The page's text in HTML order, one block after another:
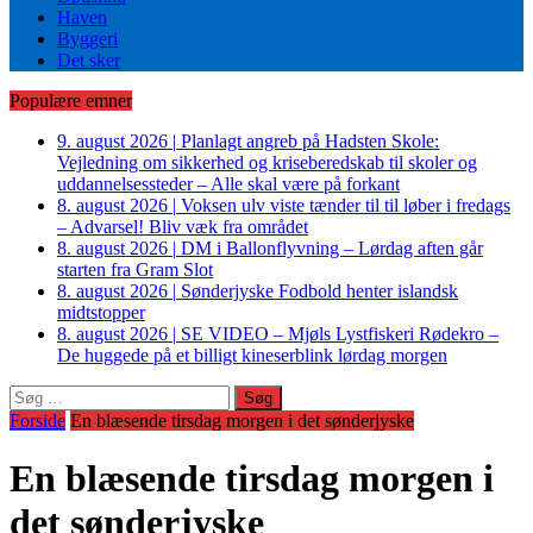
Haven
Byggeri
Det sker
Populære emner
9. august 2026 | Planlagt angreb på Hadsten Skole:
Vejledning om sikkerhed og kriseberedskab til skoler og
uddannelsessteder – Alle skal være på forkant
8. august 2026 | Voksen ulv viste tænder til til løber i fredags
– Advarsel! Bliv væk fra området
8. august 2026 | DM i Ballonflyvning – Lørdag aften går
starten fra Gram Slot
8. august 2026 | Sønderjyske Fodbold henter islandsk
midtstopper
8. august 2026 | SE VIDEO – Mjøls Lystfiskeri Rødekro –
De huggede på et billigt kineserblink lørdag morgen
Søg
efter:
Forside En blæsende tirsdag morgen i det sønderjyske
En blæsende tirsdag morgen i
det sønderjyske